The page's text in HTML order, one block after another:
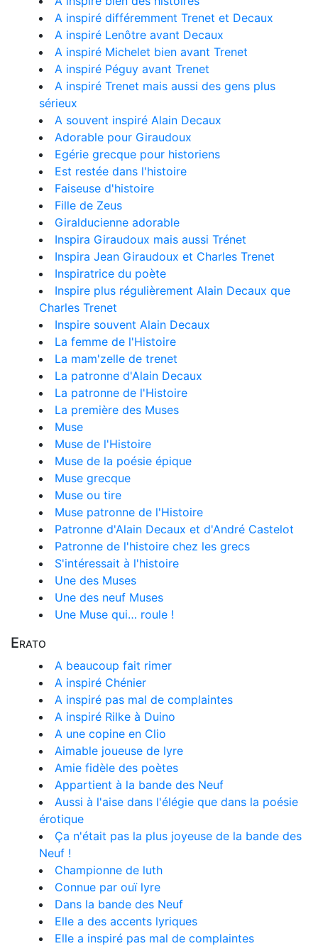
A inspiré différemment Trenet et Decaux
A inspiré Lenôtre avant Decaux
A inspiré Michelet bien avant Trenet
A inspiré Péguy avant Trenet
A inspiré Trenet mais aussi des gens plus
sérieux
A souvent inspiré Alain Decaux
Adorable pour Giraudoux
Egérie grecque pour historiens
Est restée dans l'histoire
Faiseuse d'histoire
Fille de Zeus
Giralducienne adorable
Inspira Giraudoux mais aussi Trénet
Inspira Jean Giraudoux et Charles Trenet
Inspiratrice du poète
Inspire plus régulièrement Alain Decaux que
Charles Trenet
Inspire souvent Alain Decaux
La femme de l'Histoire
La mam'zelle de trenet
La patronne d'Alain Decaux
La patronne de l'Histoire
La première des Muses
Muse
Muse de l'Histoire
Muse de la poésie épique
Muse grecque
Muse ou tire
Muse patronne de l'Histoire
Patronne d'Alain Decaux et d'André Castelot
Patronne de l'histoire chez les grecs
S'intéressait à l'histoire
Une des Muses
Une des neuf Muses
Une Muse qui… roule !
Erato
A beaucoup fait rimer
A inspiré Chénier
A inspiré pas mal de complaintes
A inspiré Rilke à Duino
A une copine en Clio
Aimable joueuse de lyre
Amie fidèle des poètes
Appartient à la bande des Neuf
Aussi à l'aise dans l'élégie que dans la poésie
érotique
Ça n'était pas la plus joyeuse de la bande des
Neuf !
Championne de luth
Connue par ouï lyre
Dans la bande des Neuf
Elle a des accents lyriques
Elle a inspiré pas mal de complaintes